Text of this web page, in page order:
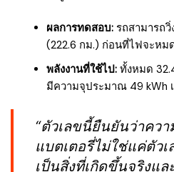
ผลการทดสอบ: รถสามารถวิ่
(222.6 กม.) ก่อนที่ไฟจะหม
พลังงานที่ใช้ไป: ทั้งหมด
มีความจุประมาณ 49 kWh
“ตัวเลขนี้ยืนยันว่าคว
แบตเตอรี่ไม่ใช่แค่ตัว
เป็นสิ่งที่เกิดขึ้นจริงแล